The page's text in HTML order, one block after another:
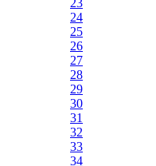
24
25
26
27
28
29
30
31
32
33
34